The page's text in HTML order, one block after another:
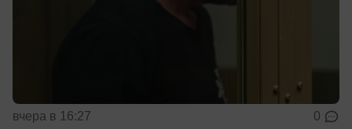
вчера в 16:27 0